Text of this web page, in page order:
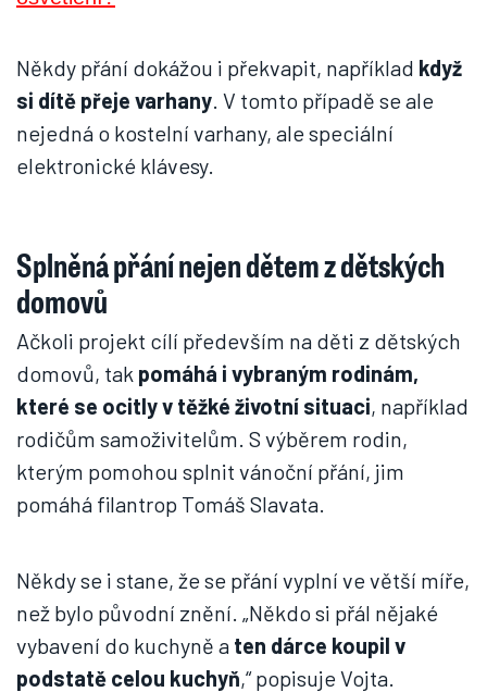
Někdy přání dokážou i překvapit, například když
si dítě přeje varhany. V tomto případě se ale
nejedná o kostelní varhany, ale speciální
elektronické klávesy.
Splněná přání nejen dětem z dětských
domovů
Ačkoli projekt cílí především na děti z dětských
domovů, tak pomáhá i vybraným rodinám,
které se ocitly v těžké životní situaci, například
rodičům samoživitelům. S výběrem rodin,
kterým pomohou splnit vánoční přání, jim
pomáhá filantrop Tomáš Slavata.
Někdy se i stane, že se přání vyplní ve větší míře,
než bylo původní znění. „Někdo si přál nějaké
vybavení do kuchyně a ten dárce koupil v
podstatě celou kuchyň,“ popisuje Vojta.